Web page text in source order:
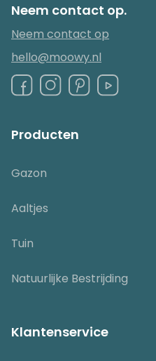
Neem contact op.
Neem contact op
hello@moowy.nl
Producten
Gazon
Aaltjes
Tuin
Natuurlijke Bestrijding
Klantenservice